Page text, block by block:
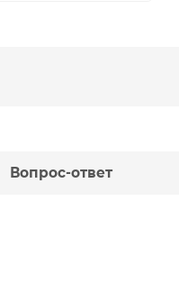
Вопрос-ответ